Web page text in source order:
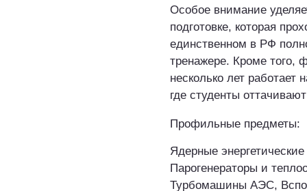
Особое внимание
подготовке, которая
единственном в РФ
тренажере. Кроме того,
несколько лет
где студенты
Профильные предметы:
Ядерные
Парогенераторы и
Турбомашины АЭС,